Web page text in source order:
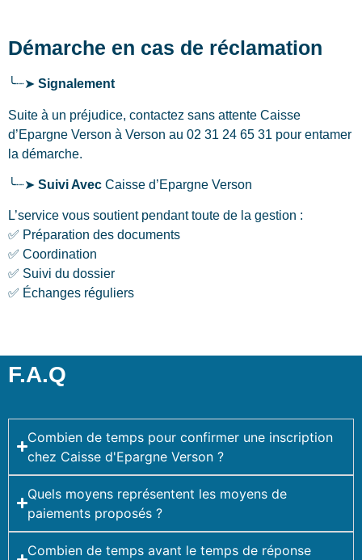
Démarche en cas de réclamation
╰┈➤ Signalement
Suite à un préjudice, contactez sans attente Caisse
d’Epargne Verson à Verson au 02 31 24 65 31 pour entamer
la démarche.
╰┈➤ Suivi Avec Caisse d’Epargne Verson
L’service vous soutient pendant toute de la gestion :
✅ Préparation des documents
✅ Coordination
✅ Suivi du dossier
✅ Échanges réguliers
F.A.Q
Combien de temps pour confirmer une inscription
chez Caisse d'Epargne Verson ?
Quels moyens représentent les moyens de
paiements proposés ?
Combien de temps avant le temps de réponse